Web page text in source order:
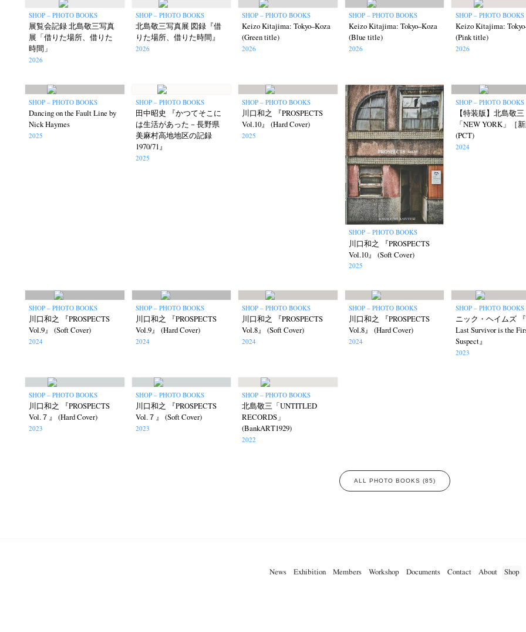
SHOP – PHOTO BOOKS
展覧会記録 北島敬三写真
展「借りた場所、借りた
時間」
2026
SHOP – PHOTO BOOKS
北島敬三写真展 図録『借
りた場所、借りた時間』
2026
SHOP – PHOTO BOOKS
Keizo Kitajima: Tokyo–Koza
(Green title)
2026
SHOP – PHOTO BOOKS
Keizo Kitajima: Tokyo–Koza
(Blue title)
2026
SHOP – PHOTO BOOKS
Keizo Kitajima:
(Pink title)
2026
SHOP – PHOTO BOOKS
Dancing on the Fault Line by
Nick Haymes
2025
SHOP – PHOTO BOOKS
田中昭史 『かつてそこに
は生活があった－長野県
美麻村高地地区の記録
1970/71』
2025
SHOP – PHOTO BOOKS
川口和之 『PROSPECTS
Vol.10』 (Hard Cover)
2025
SHOP – PHOTO BOOKS
川口和之 『PROSPECTS
Vol.10』 (Soft Cover)
2025
SHOP – PHOTO BOOKS
【特装版】北島敬三
「NEW YORK」［新
(PCT)
2024
SHOP – PHOTO BOOKS
川口和之 『PROSPECTS
Vol.9』 (Soft Cover)
2024
SHOP – PHOTO BOOKS
川口和之 『PROSPECTS
Vol.9』 (Hard Cover)
2024
SHOP – PHOTO BOOKS
川口和之 『PROSPECTS
Vol.8』 (Soft Cover)
2024
SHOP – PHOTO BOOKS
川口和之 『PROSPECTS
Vol.8』 (Hard Cover)
2024
SHOP – PHOTO BOOKS
ニック・ヘイムズ
Last Survivor is the
Suspect』
2023
SHOP – PHOTO BOOKS
川口和之 『PROSPECTS
Vol.７』 (Hard Cover)
2023
SHOP – PHOTO BOOKS
川口和之 『PROSPECTS
Vol.７』 (Soft Cover)
2023
SHOP – PHOTO BOOKS
北島敬三「UNTITLED
RECORDS」
(BankART1929)
2022
ALL PHOTO BOOKS (85)
News Exhibition Members Workshop Documents Contact About Shop